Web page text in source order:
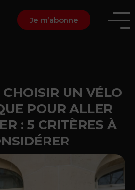
Je m’abonne
UN VÉLO
POUR ALLER
: 5 CRITÈRES À